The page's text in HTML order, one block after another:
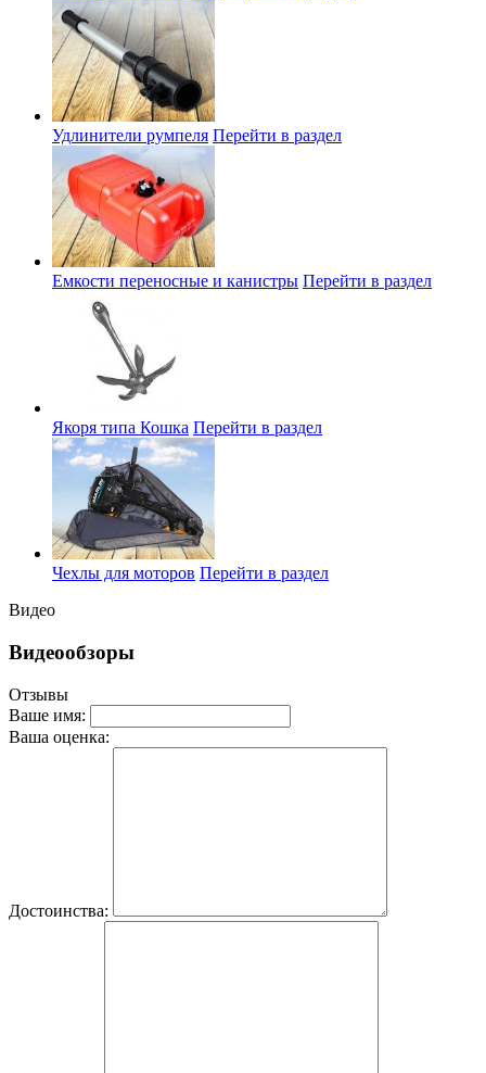
Удлинители румпеля Перейти в раздел
Емкости переносные и канистры Перейти в раздел
Якоря типа Кошка Перейти в раздел
Чехлы для моторов Перейти в раздел
Видео
Видеообзоры
Отзывы
Ваше имя:
Ваша оценка:
Достоинства: